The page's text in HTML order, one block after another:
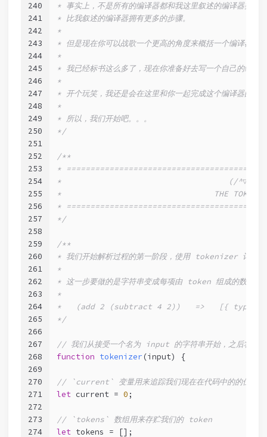
240
241
242
243
244
245
246
247
248
249
250
251
252
253
254
255
256
257
258
259
260
261
262
263
264
265
266
267
268
269
270
271
272
273
274
* 事实上，不是所有的编译器都和我这里叙述的编译器类似
* 比我叙述的编译器拥有更多的步骤。
*
* 但是现在你可以战歌一个更高的角度来概括一个编译器会
*
* 我已经标书这么多了，现在你准备好去写一个自己的编译
*
* 开个玩笑，我还是会在这里和你一起完成这个编译器的 :P
*
* 所以，我们开始吧。。。
*/
/**
*
*                                   (/^▽^)/
*                                THE
*
*/
/**
* 我们开始解析过程的第一阶段，使用 tokenizer 词法分
*
* 这一步要做的是字符串变成每项由 token 组成的数组
*
*   (add 2 (subtract 4 2))   =>   [{
*/
// 我们从接受一个名为 input 的字符串开始，之后将设置
function tokenizer (input) {
// `current` 变量用来追踪我们现在在代码中的的位置，
let current = 0 ;
// `tokens` 数组用来存贮我们的 token
let tokens = [];